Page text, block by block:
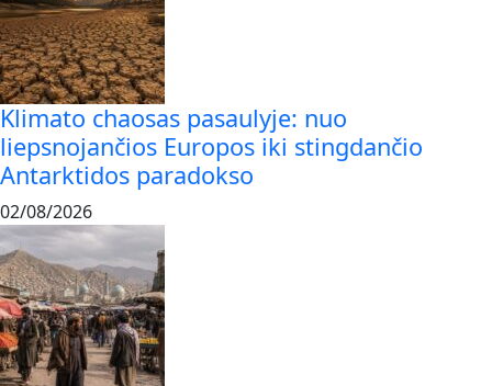
Klimato chaosas pasaulyje: nuo
liepsnojančios Europos iki stingdančio
Antarktidos paradokso
02/08/2026